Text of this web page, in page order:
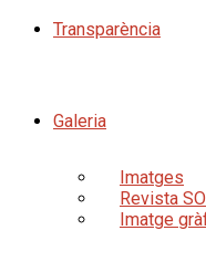
Transparència
Galeria
Imatges
Revista
Imatge